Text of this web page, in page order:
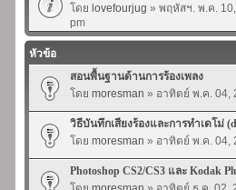
โดย lovefourjug » พฤหัสฯ. พ.ค.
pm
หัวข้อ
สอนพื้นฐานด้านการร้องเพลง
โดย moresman » อาทิตย์ พ.ค. 04,
วิธีบันทึกเสียงร้องและการทำเดโม่
โดย moresman » อาทิตย์ พ.ค. 04,
Photoshop CS2/CS3 และ Kodak